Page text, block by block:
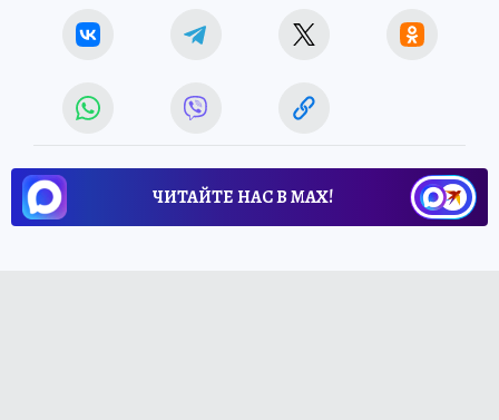
ЧИТАЙТЕ НАС В МАХ!